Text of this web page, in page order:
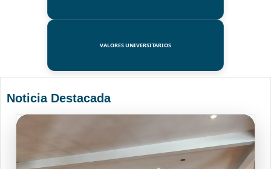
VALORES UNIVERSITARIOS
Noticia Destacada